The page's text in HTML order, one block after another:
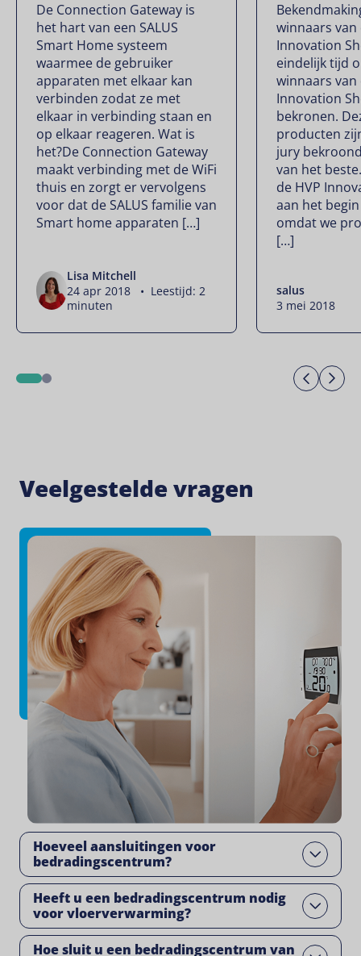
De Connection Gateway is
het hart van een SALUS
Smart Home systeem
waarmee de gebruiker
apparaten met elkaar kan
verbinden zodat ze met
elkaar in verbinding staan en
op elkaar reageren. Wat is
het?De Connection Gateway
maakt verbinding met de WiFi
thuis en zorgt er vervolgens
voor dat de SALUS familie van
Smart home apparaten […]
Lisa Mitchell
24 apr 2018 • Leestijd: 2
minuten
winnaars van
Innovation
eindelijk tijd
winnaars van
Innovation
bekronen.
producten
jury
van het
de HVP
aan het
omdat we
[…]
salus
3 mei 2018
1
Veelgestelde vragen
Hoeveel aansluitingen voor
bedradingscentrum?
Open
Heeft u een bedradingscentrum nodig
voor vloerverwarming?
Open
Hoe sluit u een bedradingscentrum van